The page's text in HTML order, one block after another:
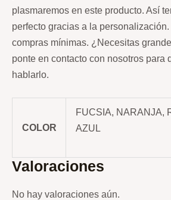
plasmaremos en este producto. Así
perfecto gracias a la personalización.
compras mínimas. ¿Necesitas
ponte en contacto con nosotros para
hablarlo.
COLOR
FUCSIA, NARANJA,
AZUL
Valoraciones
No hay valoraciones aún.